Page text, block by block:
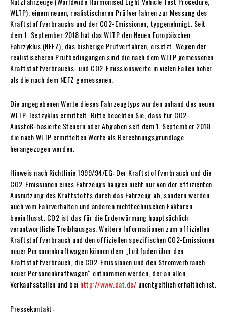
WLTP), einem neuen, realistischeren Prüfverfahren zur Messung des
Kraftstoffverbrauchs und der CO2-Emissionen, typgenehmigt. Seit
dem 1. September 2018 hat das WLTP den Neuen Europäischen
Fahrzyklus (NEFZ), das bisherige Prüfverfahren, ersetzt. Wegen der
realistischeren Prüfbedingungen sind die nach dem WLTP gemessenen
Kraftstoffverbrauchs- und CO2-Emissionswerte in vielen Fällen höher
als die nach dem NEFZ gemessenen.
Die angegebenen Werte dieses Fahrzeugtyps wurden anhand des neuen
WLTP-Testzyklus ermittelt. Bitte beachten Sie, dass für CO2-
Ausstoß-basierte Steuern oder Abgaben seit dem 1. September 2018
die nach WLTP ermittelten Werte als Berechnungsgrundlage
herangezogen werden.
Hinweis nach Richtlinie 1999/94/EG: Der Kraftstoffverbrauch und die
CO2-Emissionen eines Fahrzeugs hängen nicht nur von der effizienten
Ausnutzung des Kraftstoffs durch das Fahrzeug ab, sondern werden
auch vom Fahrverhalten und anderen nichttechnischen Faktoren
beeinflusst. CO2 ist das für die Erderwärmung hauptsächlich
verantwortliche Treibhausgas. Weitere Informationen zum offiziellen
Kraftstoffverbrauch und den offiziellen spezifischen CO2-Emissionen
neuer Personenkraftwagen können dem „Leitfaden über den
Kraftstoffverbrauch, die CO2-Emissionen und den Stromverbrauch
neuer Personenkraftwagen“ entnommen werden, der an allen
Verkaufsstellen und bei http://www.dat.de/ unentgeltlich erhältlich ist.
Pressekontakt: